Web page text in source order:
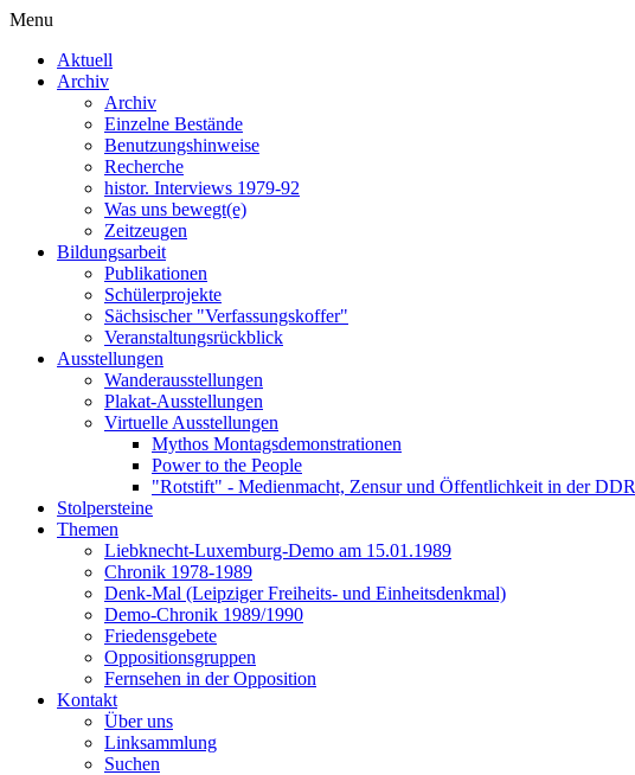
Menu
Aktuell
Archiv
Archiv
Einzelne Bestände
Benutzungshinweise
Recherche
histor. Interviews 1979-92
Was uns bewegt(e)
Zeitzeugen
Bildungsarbeit
Publikationen
Schülerprojekte
Sächsischer "Verfassungskoffer"
Veranstaltungsrückblick
Ausstellungen
Wanderausstellungen
Plakat-Ausstellungen
Virtuelle Ausstellungen
Mythos Montagsdemonstrationen
Power to the People
"Rotstift" - Medienmacht, Zensur und Öffentlichkeit in der DDR
Stolpersteine
Themen
Liebknecht-Luxemburg-Demo am 15.01.1989
Chronik 1978-1989
Denk-Mal (Leipziger Freiheits- und Einheitsdenkmal)
Demo-Chronik 1989/1990
Friedensgebete
Oppositionsgruppen
Fernsehen in der Opposition
Kontakt
Über uns
Linksammlung
Suchen